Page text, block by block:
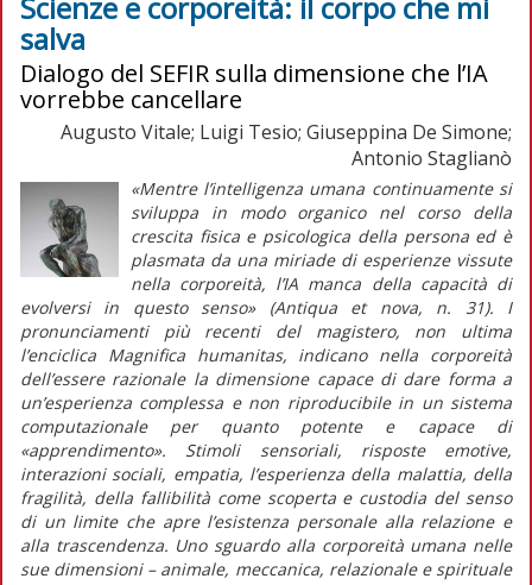
salva
Dialogo del SEFIR sulla dimensione che l’IA
vorrebbe cancellare
Augusto Vitale; Luigi Tesio; Giuseppina De Simone;
Antonio Staglianò
«Mentre l’intelligenza umana continuamente si
sviluppa in modo organico nel corso della
crescita fisica e psicologica della persona ed è
plasmata da una miriade di esperienze vissute
nella corporeità, l’IA manca della capacità di
evolversi in questo senso» (Antiqua et nova, n. 31). I
pronunciamenti più recenti del magistero, non ultima
l’enciclica Magnifica humanitas, indicano nella corporeità
dell’essere razionale la dimensione capace di dare forma a
un’esperienza complessa e non riproducibile in un sistema
computazionale per quanto potente e capace di
«apprendimento». Stimoli sensoriali, risposte emotive,
interazioni sociali, empatia, l’esperienza della malattia, della
fragilità, della fallibilità come scoperta e custodia del senso
di un limite che apre l’esistenza personale alla relazione e
alla trascendenza. Uno sguardo alla corporeità umana nelle
sue dimensioni – animale, meccanica, relazionale e spirituale